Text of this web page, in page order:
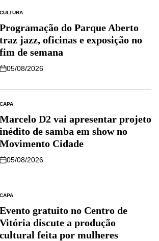
CULTURA
Programação do Parque Aberto
traz jazz, oficinas e exposição no
fim de semana
05/08/2026
CAPA
Marcelo D2 vai apresentar projeto
inédito de samba em show no
Movimento Cidade
05/08/2026
CAPA
Evento gratuito no Centro de
Vitória discute a produção
cultural feita por mulheres